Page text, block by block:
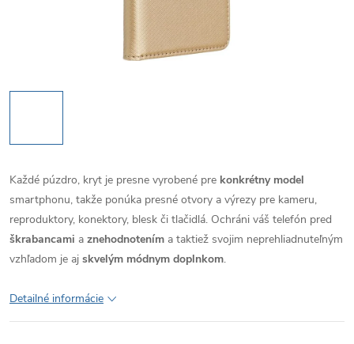
Každé púzdro, kryt je presne vyrobené pre konkrétny model
smartphonu, takže ponúka presné otvory a výrezy pre kameru,
reproduktory, konektory, blesk či tlačidlá. Ochráni váš telefón pred
škrabancami a znehodnotením a taktiež svojim neprehliadnuteľným
vzhľadom je aj skvelým módnym doplnkom.
Detailné informácie